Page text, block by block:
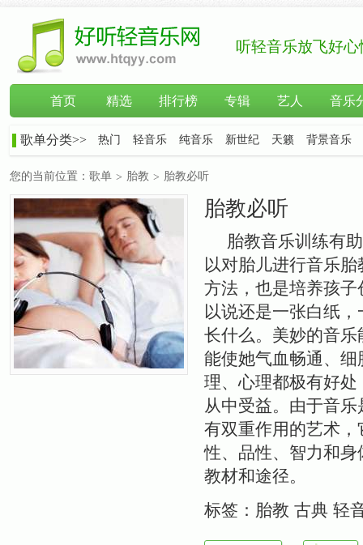
听轻音乐放飞好心
首页 精选 排行榜 专辑 艺人 音乐
歌单分类>> 热门 轻音乐 纯音乐 新世纪 天籁 背景音乐
您的当前位置： 歌单 > 胎教 > 胎教必听
胎教必听
胎教音乐训练有
以对胎儿进行音乐
方法，也是培养孩
以说还是一张白纸
长什么。美妙的音
能使她气血畅通、
理、心理都极有好
从中受益。由于音
有双重作用的艺术
性、品性、智力和
教材和途径。
标签： 胎教 古典 轻